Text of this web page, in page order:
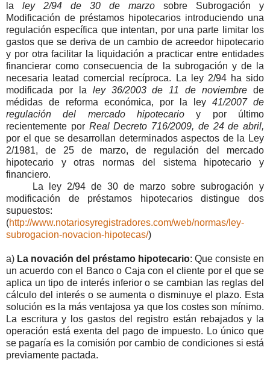
la ley 2/94 de 30 de marzo sobre Subrogación y
Modificación de préstamos hipotecarios introduciendo una
regulación específica que intentan, por una parte limitar los
gastos que se deriva de un cambio de acreedor hipotecario
y por otra facilitar la liquidación a practicar entre entidades
financierar como consecuencia de la subrogación y de la
necesaria leatad comercial recíproca. La ley 2/94 ha sido
modificada por la ley 36/2003 de 11 de noviembre de
médidas de reforma económica, por la ley 41/2007 de
regulación del mercado hipotecario y por último
recientemente por Real Decreto 716/2009, de 24 de abril,
por el que se desarrollan determinados aspectos de la Ley
2/1981, de 25 de marzo, de regulación del mercado
hipotecario y otras normas del sistema hipotecario y
financiero.
La ley 2/94 de 30 de marzo sobre subrogación y
modificación de préstamos hipotecarios distingue dos
supuestos:
(http://www.notariosyregistradores.com/web/normas/ley-
subrogacion-novacion-hipotecas/)
a) La novación del préstamo hipotecario: Que consiste en
un acuerdo con el Banco o Caja con el cliente por el que se
aplica un tipo de interés inferior o se cambian las reglas del
cálculo del interés o se aumenta o disminuye el plazo. Esta
solución es la más ventajosa ya que los costes son mínimo.
La escritura y los gastos del registro están rebajados y la
operación está exenta del pago de impuesto. Lo único que
se pagaría es la comisión por cambio de condiciones si está
previamente pactada.